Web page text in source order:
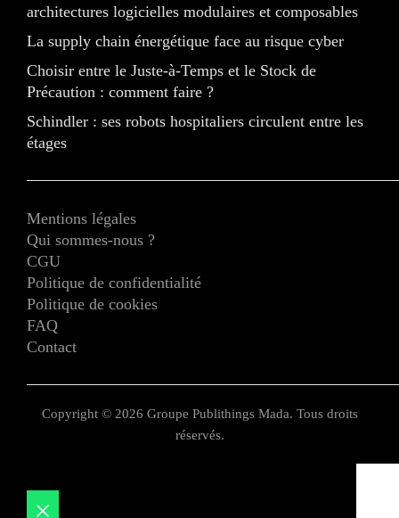
architectures logicielles modulaires et composables
La supply chain énergétique face au risque cyber
Choisir entre le Juste-à-Temps et le Stock de
Précaution : comment faire ?
Schindler : ses robots hospitaliers circulent entre les
étages
Mentions légales
Qui sommes-nous ?
CGU
Politique de confidentialité
Politique de cookies
FAQ
Contact
Copyright © 2026 Groupe Publithings Mada. Tous droits
réservés.